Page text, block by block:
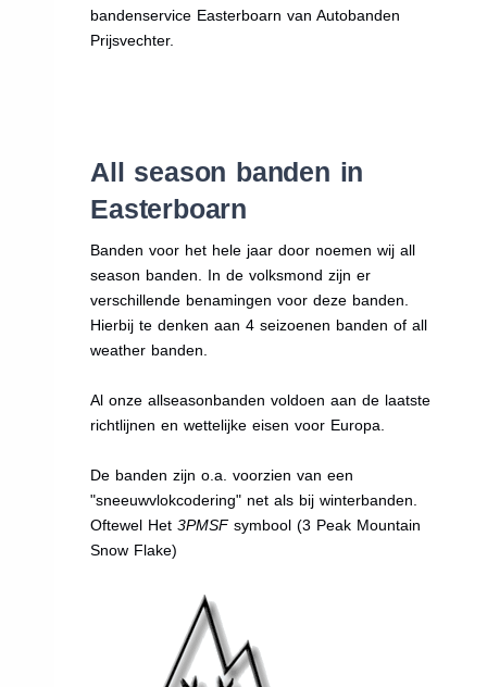
bandenservice Easterboarn van Autobanden
Prijsvechter.
All season banden in
Easterboarn
Banden voor het hele jaar door noemen wij all
season banden. In de volksmond zijn er
verschillende benamingen voor deze banden.
Hierbij te denken aan 4 seizoenen banden of all
weather banden.
Al onze allseasonbanden voldoen aan de laatste
richtlijnen en wettelijke eisen voor Europa.
De banden zijn o.a. voorzien van een
"sneeuwvlokcodering" net als bij winterbanden.
Oftewel Het3PMSFsymbool (3 Peak Mountain
Snow Flake)